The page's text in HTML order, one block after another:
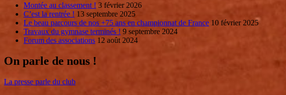
Montée au classement ! 3 février 2026
C’est la rentrée ! 13 septembre 2025
Le beau parcours de nos +75 ans en championnat de France 10 février 2025
Travaux du gymnase terminés ! 9 septembre 2024
Forum des associations 12 août 2024
On parle de nous !
La presse parle du club